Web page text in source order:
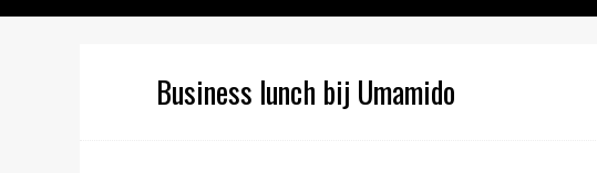
t
Business lunch bij Umamido